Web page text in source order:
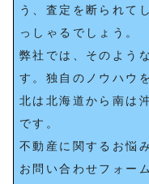
う、査定を断られて
っしゃるでしょう。
弊社では、そのよう
す。独自のノウハウ
北は北海道から南は
です。
不動産に関するお悩
お問い合わせフォー